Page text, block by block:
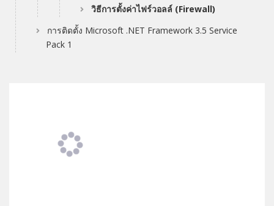
วิธีการตั้งค่าไฟร์วอลล์ (Firewall)
การติดตั้ง Microsoft .NET Framework 3.5 Service
Pack 1